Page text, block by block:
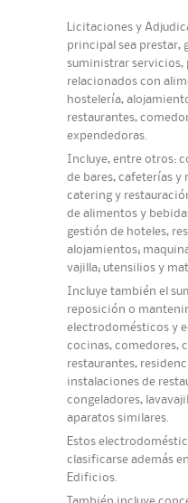
Licitaciones y
principal sea prestar,
suministrar servicios,
relacionados con
hostelería,
restaurantes,
expendedoras.
Incluye, entre otros:
de bares, cafeterías y
catering y
de alimentos y
gestión de hoteles,
alojamientos;
vajilla; utensilios y
Incluye también el
reposición o
electrodomésticos y
cocinas, comedores,
restaurantes,
instalaciones de
congeladores,
aparatos similares.
Estos
clasificarse además
Edificios.